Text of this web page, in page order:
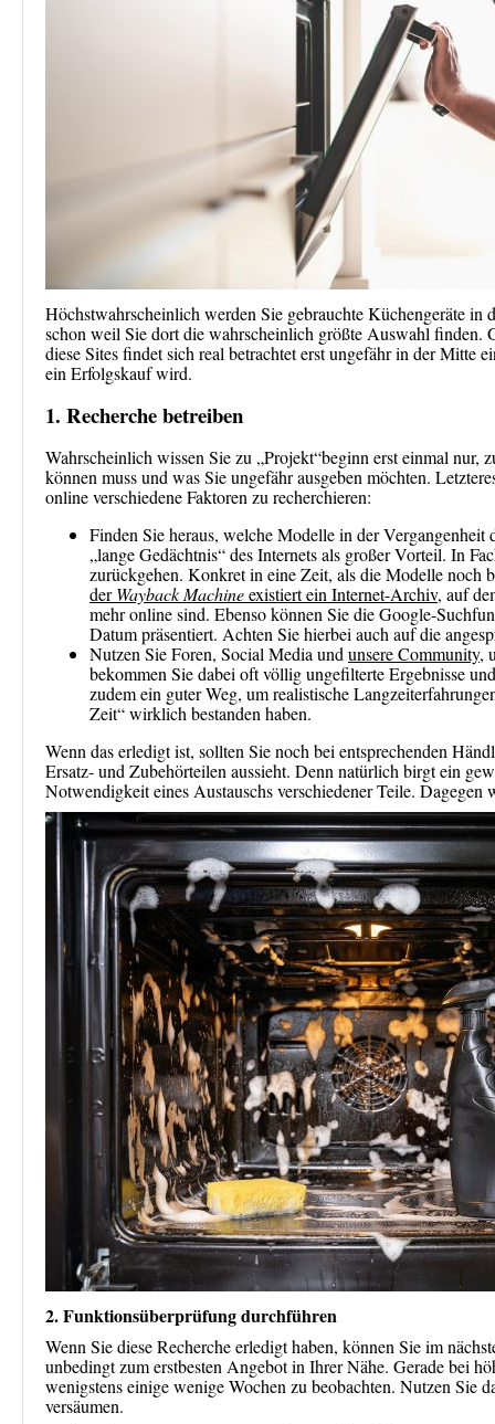
Höchstwahrscheinlich werden Sie gebrauchte Küchengeräte
schon weil Sie dort die wahrscheinlich größte Auswahl finden.
diese Sites findet sich real betrachtet erst ungefähr in der Mitte
ein Erfolgskauf wird.
1. Recherche betreiben
Wahrscheinlich wissen Sie zu „Projekt“beginn erst einmal
können muss und was Sie ungefähr ausgeben möchten.
online verschiedene Faktoren zu recherchieren:
Finden Sie heraus, welche Modelle in der
„lange Gedächtnis“ des Internets als großer Vorteil. In
zurückgehen. Konkret in eine Zeit, als die Modelle noch
derWayback Machineexistiert ein Internet-Archiv, auf
mehr online sind. Ebenso können Sie die Google-
Datum präsentiert. Achten Sie hierbei auch auf die
Nutzen Sie Foren, Social Media und unsere Community,
bekommen Sie dabei oft völlig ungefilterte Ergebnisse
zudem ein guter Weg, um realistische
Zeit“ wirklich bestanden haben.
Wenn das erledigt ist, sollten Sie noch bei entsprechenden
Ersatz- und Zubehörteilen aussieht. Denn natürlich birgt ein
Notwendigkeit eines Austauschs verschiedener Teile. Dagegen
2. Funktionsüberprüfung durchführen
Wenn Sie diese Recherche erledigt haben, können Sie im
unbedingt zum erstbesten Angebot in Ihrer Nähe. Gerade bei
wenigstens einige wenige Wochen zu beobachten. Nutzen Sie
versäumen.